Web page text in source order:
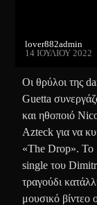
lover882admin
14 ΙΟΥΛΊΟΥ 2022
Οι θρύλοι της
Guetta
και ηθοποιό
Azteck για να
«The Drop». Το
single του
τραγούδι
μουσικό